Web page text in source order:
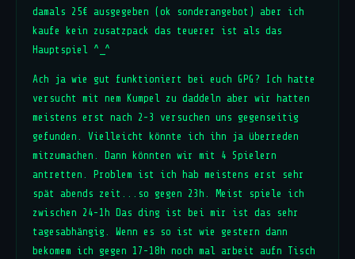
damals 25€ ausgegeben (ok sonderangebot) aber ich
kaufe kein zusatzpack das teuerer ist als das
Hauptspiel ^_^
Ach ja wie gut funktioniert bei euch GPG? Ich hatte
versucht mit nem Kumpel zu daddeln aber wir hatten
meistens erst nach 2-3 versuchen uns gegenseitig
gefunden. Vielleicht könnte ich ihn ja überreden
mitzumachen. Dann könnten wir mit 4 Spielern
antretten. Problem ist ich hab meistens erst sehr
spät abends zeit...so gegen 23h. Meist spiele ich
zwischen 24-1h Das ding ist bei mir ist das sehr
tagesabhängig. Wenn es so ist wie gestern dann
bekomem ich gegen 17-18h noch mal arbeit aufn Tisch